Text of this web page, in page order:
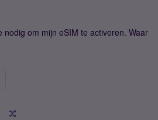
nodig om mijn eSIM te activeren. Waar